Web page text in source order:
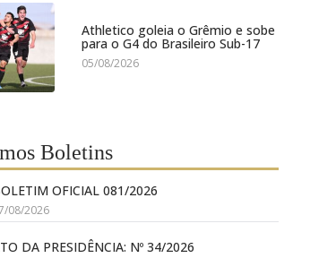
Athletico goleia o Grêmio e sobe
para o G4 do Brasileiro Sub-17
05/08/2026
Boletins
OFICIAL 081/2026
08/2026
DA PRESIDÊNCIA: Nº 34/2026